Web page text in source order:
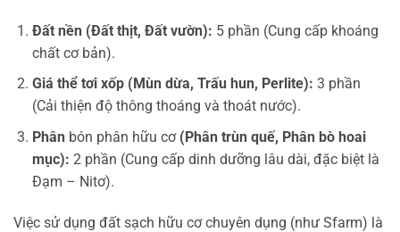
Đất nền (Đất thịt, Đất vườn): 5 phần (Cung cấp khoáng
chất cơ bản).
Giá thể tơi xốp (Mùn dừa, Trấu hun, Perlite): 3 phần
(Cải thiện độ thông thoáng và thoát nước).
Phân bón phân hữu cơ(Phân trùn quế, Phân bò hoai
mục): 2 phần (Cung cấp dinh dưỡng lâu dài, đặc biệt là
Đạm – Nitơ).
Việc sử dụng đất sạch hữu cơ chuyên dụng (như Sfarm) là